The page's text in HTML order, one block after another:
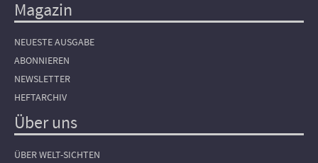
Magazin
NEUESTE AUSGABE
ABONNIEREN
NEWSLETTER
HEFTARCHIV
Über uns
ÜBER WELT-SICHTEN